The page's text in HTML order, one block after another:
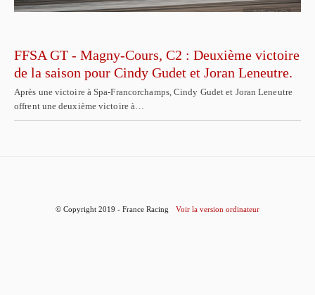
FFSA GT - Magny-Cours, C2 : Deuxième victoire
de la saison pour Cindy Gudet et Joran Leneutre.
Après une victoire à Spa-Francorchamps, Cindy Gudet et Joran Leneutre
offrent une deuxième victoire à…
© Copyright 2019 - France Racing Voir la version ordinateur